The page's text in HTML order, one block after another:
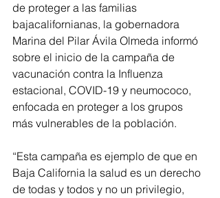
de proteger a las familias
bajacalifornianas, la gobernadora
Marina del Pilar Ávila Olmeda informó
sobre el inicio de la campaña de
vacunación contra la Influenza
estacional, COVID-19 y neumococo,
enfocada en proteger a los grupos
más vulnerables de la población.
“Esta campaña es ejemplo de que en
Baja California la salud es un derecho
de todas y todos y no un privilegio,